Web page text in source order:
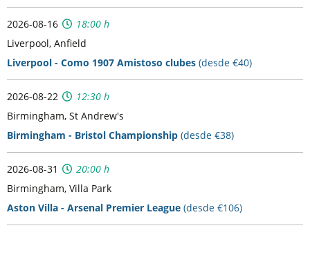
2026-08-16
18:00 h
Liverpool, Anfield
Liverpool - Como 1907 Amistoso clubes (desde €40)
2026-08-22
12:30 h
Birmingham, St Andrew's
Birmingham - Bristol Championship (desde €38)
2026-08-31
20:00 h
Birmingham, Villa Park
Aston Villa - Arsenal Premier League (desde €106)